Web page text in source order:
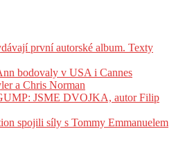
první autorské album. Texty
bodovaly v USA i Cannes
a Chris Norman
JSME DVOJKA, autor Filip
spojili síly s Tommy Emmanuelem